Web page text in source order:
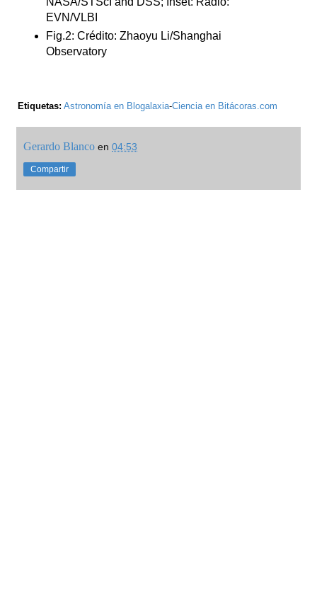
EVN/VLBI
Fig.2: Crédito: Zhaoyu Li/Shanghai
Observatory
Etiquetas: Astronomía en Blogalaxia-Ciencia en Bitácoras.com
Gerardo Blanco en 04:53
Compartir